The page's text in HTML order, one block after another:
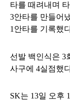
타를 때려내며
3안타를 만들어
1안타를 기록했
선발 백인식은 3
사구에 4실점했
SK는 13일 오후